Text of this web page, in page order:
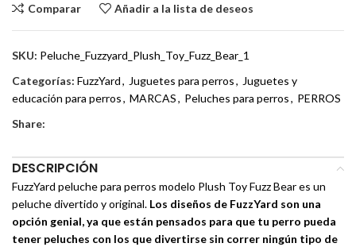
Comparar Añadir a la lista de deseos
SKU: Peluche_Fuzzyard_Plush_Toy_Fuzz_Bear_1
Categorías: FuzzYard, Juguetes para perros, Juguetes y
educación para perros, MARCAS, Peluches para perros, PERROS
Share:
DESCRIPCIÓN
FuzzYard peluche para perros modelo Plush Toy Fuzz Bear es un
peluche divertido y original. Los diseños de FuzzYard son una
opción genial, ya que están pensados para que tu perro pueda
tener peluches con los que divertirse sin correr ningún tipo de